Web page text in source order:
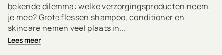
bekende dilemma: welke verzorgingsproducten neem
je mee? Grote flessen shampoo, conditioner en
skincare nemen veel plaats in...
Lees meer